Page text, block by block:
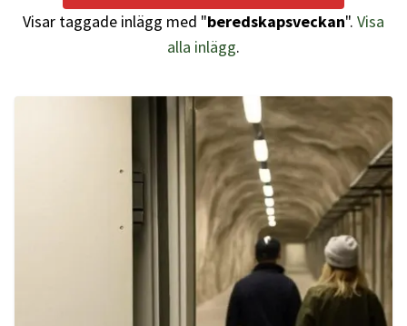
Visar taggade inlägg med "beredskapsveckan". Visa
alla inlägg.